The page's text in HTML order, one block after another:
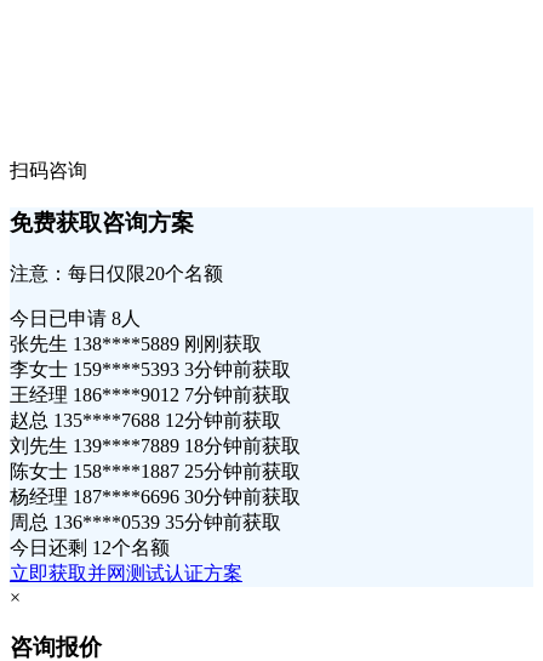
扫码咨询
免费获取咨询方案
注意：每日仅限20个名额
今日已申请 8人
张先生 138****5889 刚刚获取
李女士 159****5393 3分钟前获取
王经理 186****9012 7分钟前获取
赵总 135****7688 12分钟前获取
刘先生 139****7889 18分钟前获取
陈女士 158****1887 25分钟前获取
杨经理 187****6696 30分钟前获取
周总 136****0539 35分钟前获取
今日还剩 12个名额
立即获取并网测试认证方案
×
咨询报价